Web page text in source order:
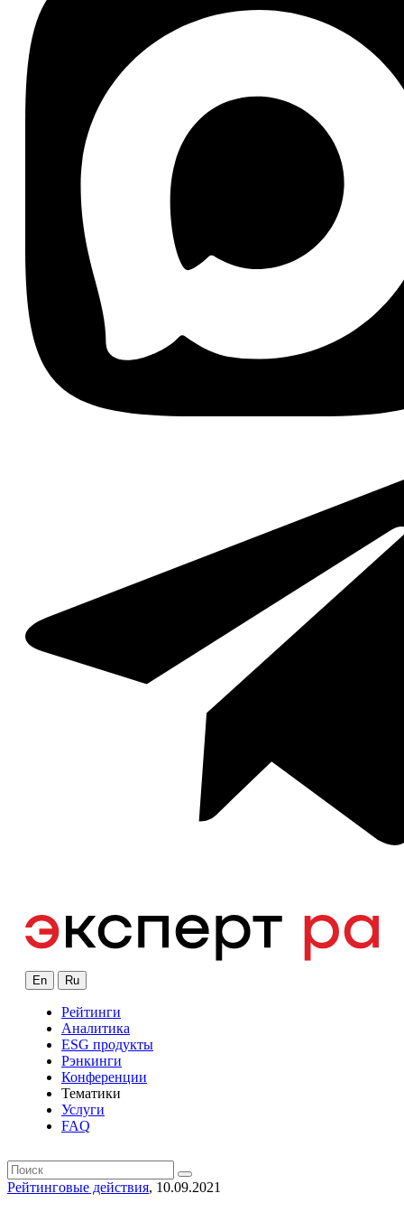
En Ru
Рейтинги
Аналитика
ESG продукты
Рэнкинги
Конференции
Тематики
Услуги
FAQ
Рейтинговые действия, 10.09.2021